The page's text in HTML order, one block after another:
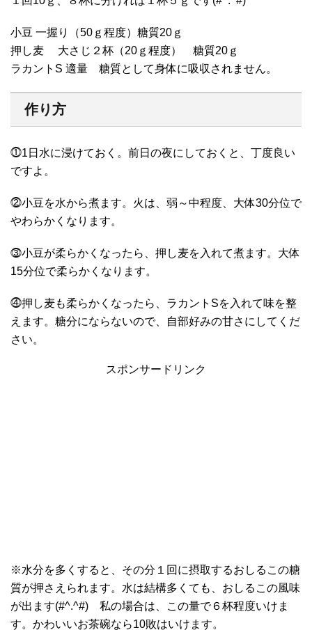
小豆 一握り（50ｇ程度）糖質20ｇ
押し麦 大さじ２杯（20ｇ程度） 糖質20ｇ
ラカントS 適量 糖質として身体に吸収されません。
作り方
⓵1日水に浸けておく。前日の夜にしておくと、丁度良い
ですよ。
⓶小豆を水から煮ます。火は、弱～中程度、大体30分位で
やわらかくなります。
⓷小豆が柔らかくなったら、押し麦を入れて煮ます。大体
15分位で柔らかくなります。
⓸押し麦も柔らかくなったら、ラカントSを入れて味を整
えます。糖分にならないので、自部好みの甘さにしてくだ
さい。
スポンサードリンク
※水分を多くすると、その分１回に摂取するおしるこの糖
質が押さえられます。水は結構多くても、おしるこの風味
が出ます(#^.^#) 私の場合は、この量で６杯程度いけま
す。かわいいお茶碗なら10敗はいけます。